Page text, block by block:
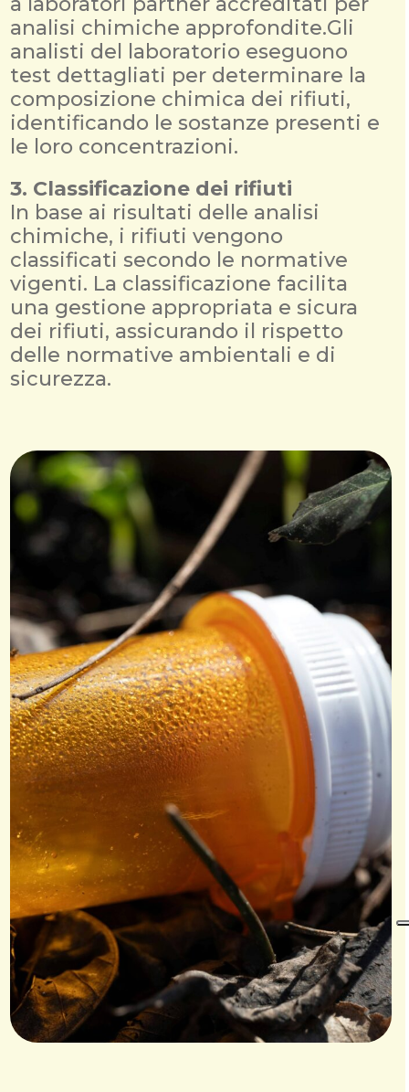
analisi chimiche approfondite.Gli
analisti del laboratorio eseguono
test dettagliati per determinare la
composizione chimica dei rifiuti,
identificando le sostanze presenti e
le loro concentrazioni.
3. Classificazione dei rifiuti
In base ai risultati delle analisi
chimiche, i rifiuti vengono
classificati secondo le normative
vigenti. La classificazione facilita
una gestione appropriata e sicura
dei rifiuti, assicurando il rispetto
delle normative ambientali e di
sicurezza.